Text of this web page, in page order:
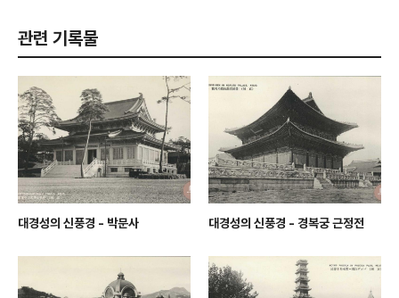
관련 기록물
대경성의 신풍경 - 박문사 대경성의 신풍경 - 경복궁 근정전